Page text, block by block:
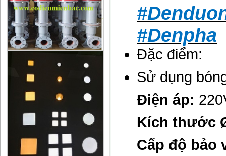
#Denpha
Đặc điểm:
Sử dụng
Điện áp:
Kích thước
Cấp độ bảo